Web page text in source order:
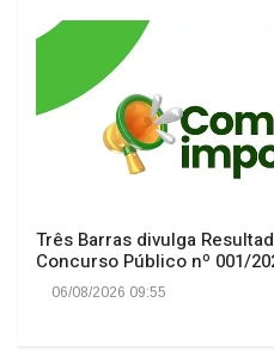
Três Barras divulga
Concurso Público nº 001/
06/08/2026 09:55